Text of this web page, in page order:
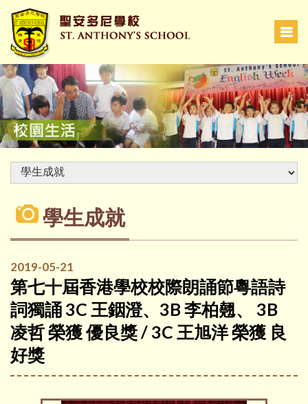
學生成就
2019-05-21
第七十屆香港學校校際朗誦節粵語詩
詞獨誦 3C 王銦澄、3B 李柏翹、 3B
凌哲 榮獲 優良獎 / 3C 王旭洋 榮獲 良
好獎